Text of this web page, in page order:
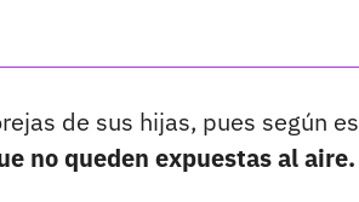
de sus hijas, pues según
no queden expuestas al aire.